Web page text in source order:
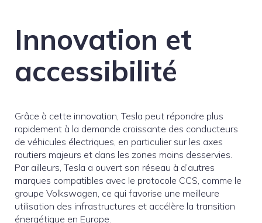
Innovation et
accessibilité
Grâce à cette innovation, Tesla peut répondre plus
rapidement à la demande croissante des conducteurs
de véhicules électriques, en particulier sur les axes
routiers majeurs et dans les zones moins desservies.
Par ailleurs, Tesla a ouvert son réseau à d’autres
marques compatibles avec le protocole CCS, comme le
groupe Volkswagen, ce qui favorise une meilleure
utilisation des infrastructures et accélère la transition
énergétique en Europe.